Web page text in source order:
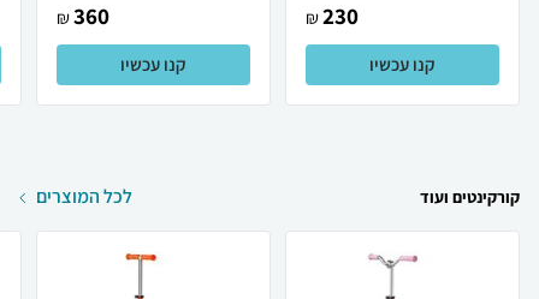
230
₪
קנו עכשיו
360
₪
קנו עכשיו
קורקינטים ועוד לכל המוצרים